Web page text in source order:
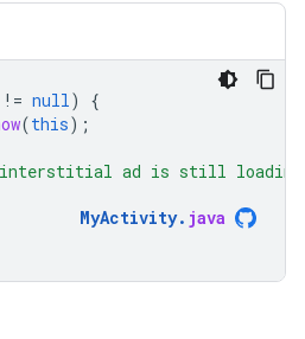
!= null)
{
(this);
interstitial ad is still
MyActivity. java